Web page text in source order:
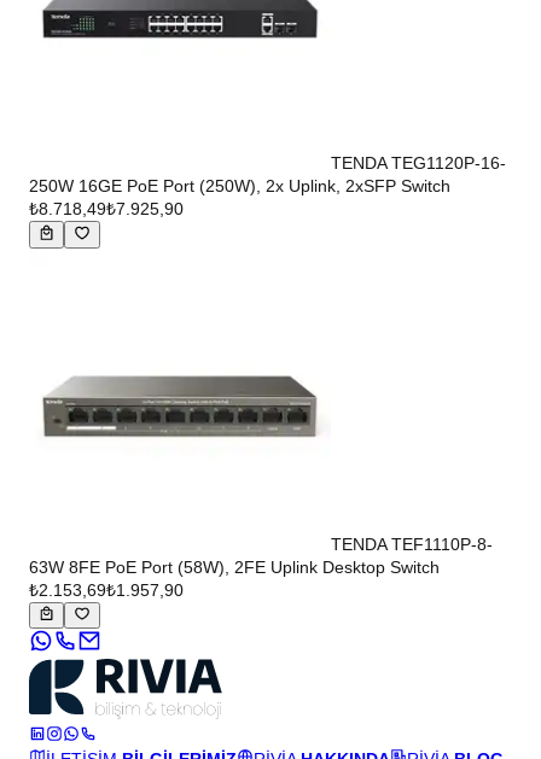
TENDA TEG1120P-16-
250W 16GE PoE Port (250W), 2x Uplink, 2xSFP Switch
₺8.718,49₺7.925,90
TENDA TEF1110P-8-
63W 8FE PoE Port (58W), 2FE Uplink Desktop Switch
₺2.153,69₺1.957,90